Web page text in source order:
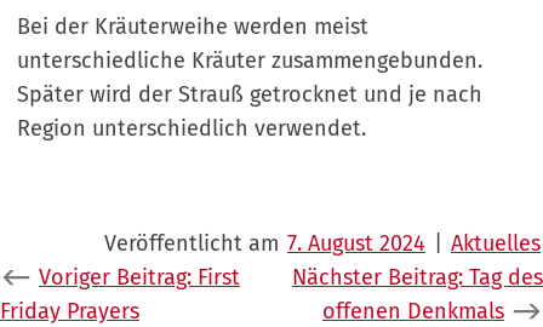
Bei der Kräuterweihe werden meist
unterschiedliche Kräuter zusammengebunden.
Später wird der Strauß getrocknet und je nach
Region unterschiedlich verwendet.
Veröffentlicht am 7. August 2024 Aktuelles
Beitragsnavigation
Voriger Beitrag: First
Friday Prayers
Nächster Beitrag: Tag des
offenen Denkmals